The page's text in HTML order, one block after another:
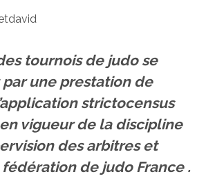
tournois de judo se
une prestation de
strictocensus
vigueur de la discipline
des arbitres et
de judo France .